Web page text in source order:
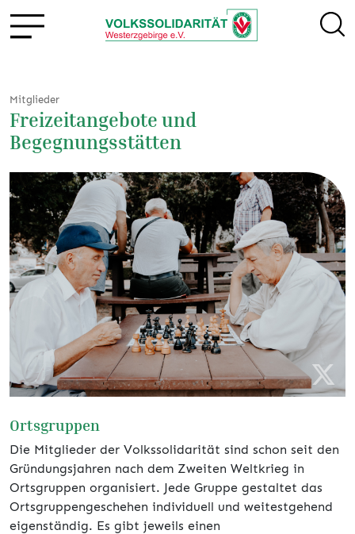
Mitglieder
Freizeitangebote und
Begegnungsstätten
Ortsgruppen
Die Mitglieder der Volkssolidarität sind schon seit den
Gründungsjahren nach dem Zweiten Weltkrieg in
Ortsgruppen organisiert. Jede Gruppe gestaltet das
Ortsgruppengeschehen individuell und weitestgehend
eigenständig. Es gibt jeweils einen